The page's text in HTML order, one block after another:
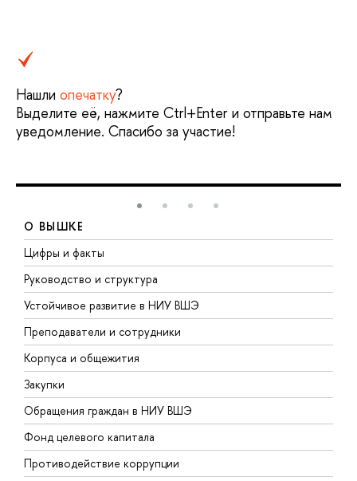
Нашли опечатку?
Выделите её, нажмите Ctrl+Enter и отправьте нам
уведомление. Спасибо за участие!
О ВЫШКЕ
Цифры и факты
Руководство и структура
Устойчивое развитие в НИУ ВШЭ
Преподаватели и сотрудники
Корпуса и общежития
Закупки
Обращения граждан в НИУ ВШЭ
Фонд целевого капитала
Противодействие коррупции